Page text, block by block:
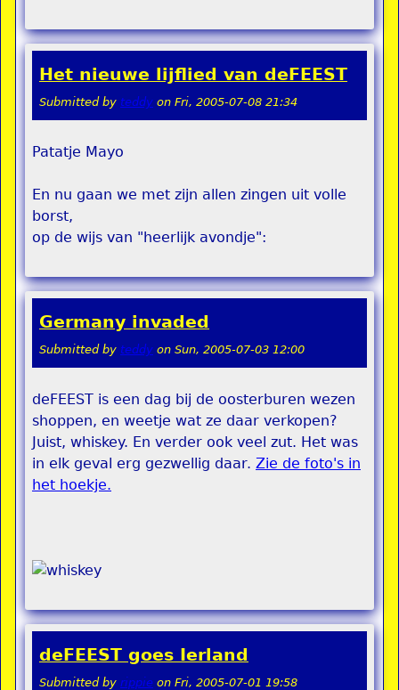
Het nieuwe lijflied van deFEEST
Submitted by teddy on Fri, 2005-07-08 21:34
Patatje Mayo
En nu gaan we met zijn allen zingen uit volle
borst,
op de wijs van "heerlijk avondje":
Germany invaded
Submitted by teddy on Sun, 2005-07-03 12:00
deFEEST is een dag bij de oosterburen wezen
shoppen, en weetje wat ze daar verkopen?
Juist, whiskey. En verder ook veel zut. Het was
in elk geval erg gezwellig daar. Zie de foto's in
het hoekje.
deFEEST goes Ierland
Submitted by rippie on Fri, 2005-07-01 19:58